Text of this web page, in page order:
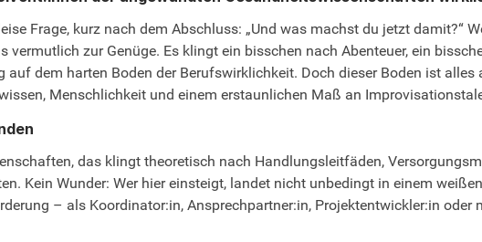
Frage, kurz nach dem Abschluss: „Und was machst du jetzt damit?“
zur Genüge. Es klingt ein bisschen nach Abenteuer, ein
dem harten Boden der Berufswirklichkeit. Doch dieser Boden ist
Menschlichkeit und einem erstaunlichen Maß an
das klingt theoretisch nach Handlungsleitfäden,
Kein Wunder: Wer hier einsteigt, landet nicht unbedingt in einem
– als Koordinator:in, Ansprechpartner:in, Projektentwickler:in